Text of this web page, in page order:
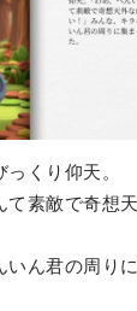
くり仰天。
て素敵で奇想
ん君の周り